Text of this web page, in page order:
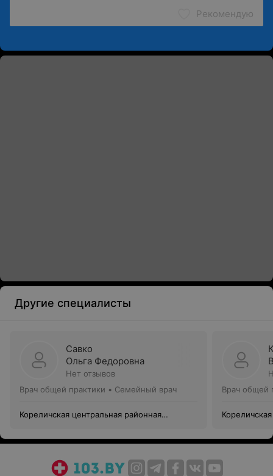
Рекомендую
Другие специалисты
Савко
Ольга Федоровна
Нет отзывов
Врач общей практики • Семейный врач
Кореличская центральная районная
Врач общей